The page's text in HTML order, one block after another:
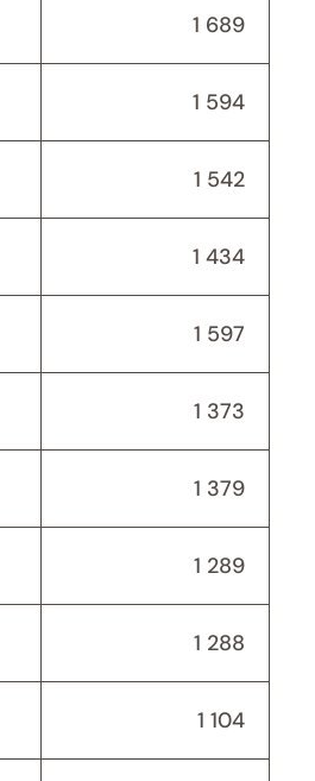
1 689
1 594
1 542
1 434
1 597
1 373
1 379
1 289
1 288
1 104